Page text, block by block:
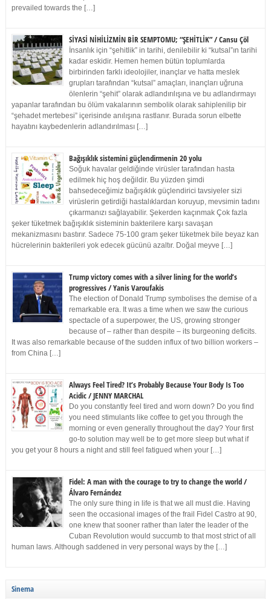
prevailed towards the […]
SİYASİ NİHİLİZMİN BİR SEMPTOMU; “ŞEHİTLİK” / Cansu Çöl
İnsanlık için “şehitlik” in tarihi, denilebilir ki “kutsal”ın tarihi
kadar eskidir. Hemen hemen bütün toplumlarda
birbirinden farklı ideolojiler, inançlar ve hatta meslek
grupları tarafından “kutsal” amaçları, inançları uğruna
ölenlerin “şehit” olarak adlandırılışına ve bu adlandırmayı
yapanlar tarafından bu ölüm vakalarının sembolik olarak sahiplenilip bir
“şehadet mertebesi” içerisinde anılışına rastlanır. Burada sorun elbette
hayatını kaybedenlerin adlandırılması […]
Bağışıklık sistemini güçlendirmenin 20 yolu
Soğuk havalar geldiğinde virüsler tarafından hasta
edilmek hiç hoş değildir. Bu yüzden şimdi
bahsedeceğimiz bağışıklık güçlendirici tavsiyeler sizi
virüslerin getirdiği hastalıklardan koruyup, mevsimin tadını
çıkarmanızı sağlayabilir. Şekerden kaçınmak Çok fazla
şeker tüketmek bağışıklık sisteminin bakterilere karşı savaşan
mekanizmasını bastırır. Sadece 75-100 gram şeker tüketmek bile beyaz kan
hücrelerinin bakterileri yok edecek gücünü azaltır. Doğal meyve […]
Trump victory comes with a silver lining for the world’s
progressives / Yanis Varoufakis
The election of Donald Trump symbolises the demise of a
remarkable era. It was a time when we saw the curious
spectacle of a superpower, the US, growing stronger
because of – rather than despite – its burgeoning deficits.
It was also remarkable because of the sudden influx of two billion workers –
from China […]
Always Feel Tired? It’s Probably Because Your Body Is Too
Acidic / JENNY MARCHAL
Do you constantly feel tired and worn down? Do you find
you need stimulants like coffee to get you through the
morning or even generally throughout the day? Your first
go-to solution may well be to get more sleep but what if
you get your 8 hours a night and still feel fatigued when your […]
Fidel: A man with the courage to try to change the world /
Álvaro Fernández
The only sure thing in life is that we all must die. Having
seen the occasional images of the frail Fidel Castro at 90,
one knew that sooner rather than later the leader of the
Cuban Revolution would succumb to that most strict of all
human laws. Although saddened in very personal ways by the […]
Sinema